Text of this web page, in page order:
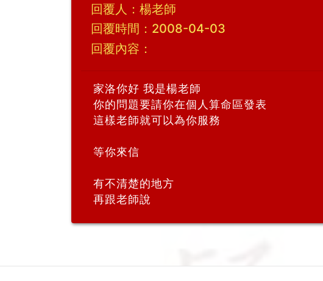
回覆人：楊老師
回覆時間：2008-04-03
回覆內容：
家洛你好 我是楊老師
你的問題要請你在個人算命區發表
這樣老師就可以為你服務
等你來信
有不清楚的地方
再跟老師說